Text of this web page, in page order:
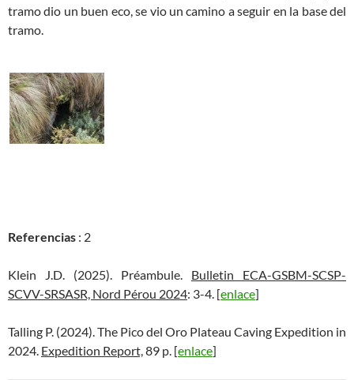
tramo dio un buen eco, se vio un camino a seguir en la base del
tramo.
Referencias : 2
Klein J.D. (2025). Préambule. Bulletin ECA-GSBM-SCSP-
SCVV-SRSASR, Nord Pérou 2024: 3-4. [enlace]
Talling P. (2024). The Pico del Oro Plateau Caving Expedition in
2024. Expedition Report,89 p. [enlace]